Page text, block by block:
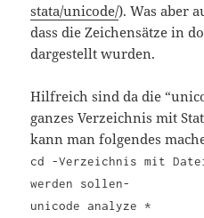
stata/unicode/). Was aber
dass die Zeichensätze in
dargestellt wurden.
Hilfreich sind da die
ganzes Verzeichnis mit
kann man folgendes
cd -Verzeichnis mit
werden sollen-
unicode analyze *